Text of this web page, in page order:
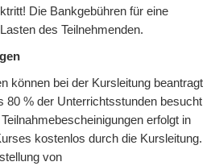
Die Bankgebühren für eine
des Teilnehmenden.
können bei der Kursleitung beantragt
80 % der Unterrichtsstunden besucht
erfolgt in
kostenlos durch die Kursleitung.
von